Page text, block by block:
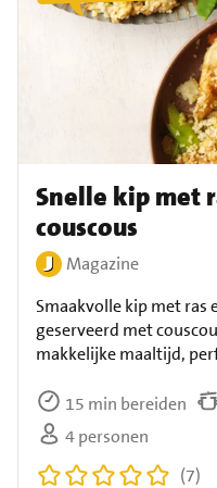
Snelle kip met
couscous
Magazine
Smaakvolle kip met ras
geserveerd met
makkelijke maaltijd,
15 min bereiden
4 personen
(7)